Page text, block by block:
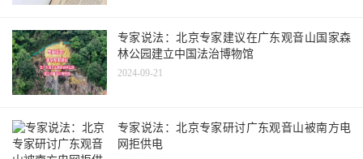
专家说法：北京专家建议在广东观音山国家森
林公园建立中国法治博物馆
2024-09-21
专家说法：北京专家研讨广东观音山被南方电
网拒供电